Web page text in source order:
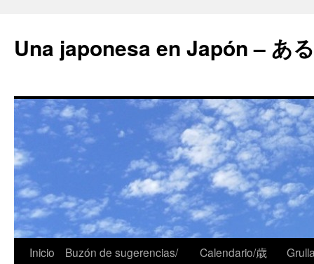
Una japonesa en Japón – あ
Inicio
Buzón de sugerencias/
Calendario/歳